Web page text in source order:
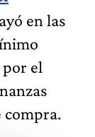
en las
el
compra.